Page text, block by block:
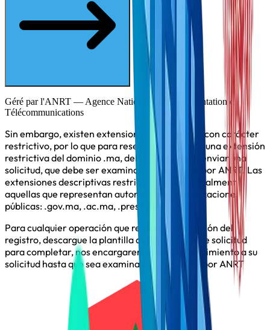
Géré par l'ANRT — Agence Nationale de Réglementation des
Télécommunications
Sin embargo, existen extensiones descriptivas con carácter
restrictivo, por lo que para reservar o registrar una extensión
restrictiva del dominio .ma, debe completar y enviar una
solicitud, que debe ser examinada y aprobada por ANRT. Las
extensiones descriptivas restrictivas son generalmente
aquellas que representan autoridades u organizaciones
públicas: .gov.ma, .ac.ma, .press.ma
Para cualquier operación que requiera aprobación del
registro, descargue la plantilla del formulario de solicitud
para completar, nos encargaremos de dar seguimiento a su
solicitud hasta que sea examinada y aprobada por ANRT